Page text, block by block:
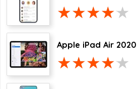
Apple iPad Air 2020